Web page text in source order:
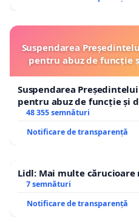
Suspendarea
pentru abuz de funcție
Suspendarea
pentru abuz de funcție și
48 355 semnături
Notificare de transparență
Lidl: Mai multe
7 semnături
Notificare de transparență